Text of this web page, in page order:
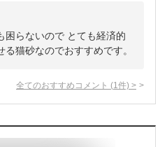
困らないので とても経済的
猫砂なのでおすすめです。
全てのおすすめコメント (1 件) >